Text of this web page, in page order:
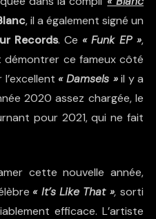
, il a également signé un
Records. Ce « Funk EP »,
ce fameux côté
« Damsels »il y a
2020 assez chargée, le
pour 2021, qui ne fait
cette nouvelle année,
« It’s Like That »,sorti
efficace. L’artiste